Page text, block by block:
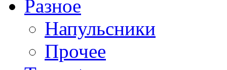
Разное
Напульсники
Прочее